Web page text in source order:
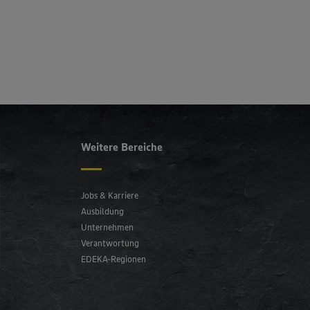
Weitere Bereiche
Jobs & Karriere
Ausbildung
Unternehmen
Verantwortung
EDEKA-Regionen